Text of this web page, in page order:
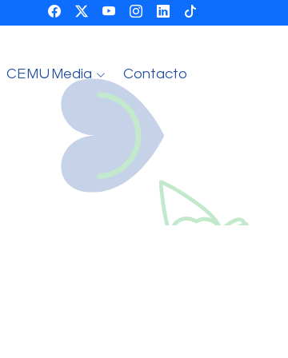
CEMU Media Contacto